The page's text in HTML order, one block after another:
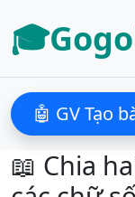
🤖 GV Tạo
📖 Chia